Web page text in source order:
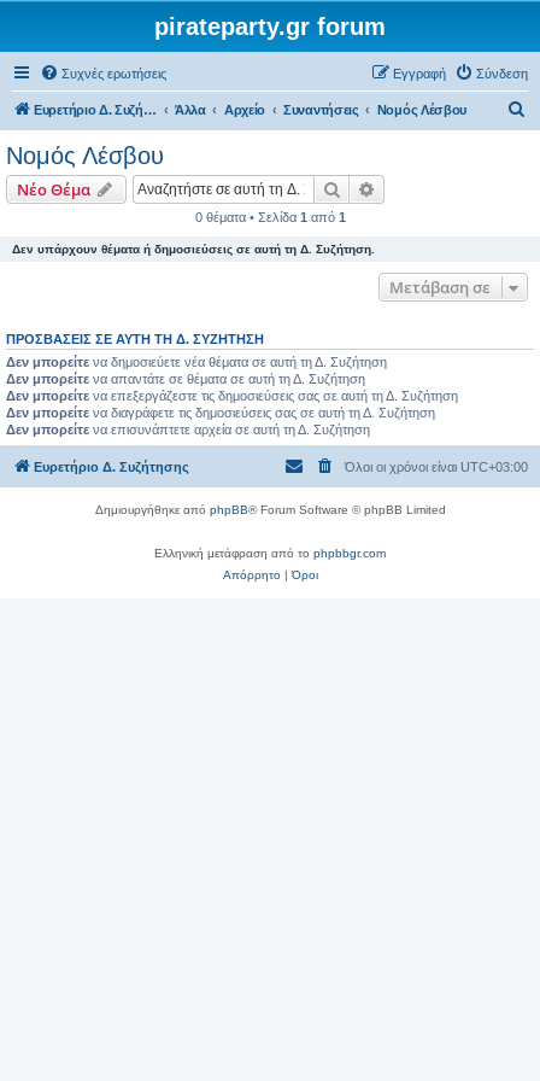
pirateparty.gr forum
Συχνές ερωτήσεις Σύνδεση
Εγγραφή
Ευρετήριο Δ. Συζήτησης Άλλα Αρχείο Συναντήσεις Νομός Λέσβου‎
Νομός Λέσβου‎
Νέο Θέμα Αναζήτηση
0 θέματα • Σελίδα 1 από 1
Δεν υπάρχουν θέματα ή δημοσιεύσεις σε αυτή τη Δ. Συζήτηση.
Μετάβαση σε
ΠΡΟΣΒΆΣΕΙΣ ΣΕ ΑΥΤΉ ΤΗ Δ. ΣΥΖΉΤΗΣΗ
Δεν μπορείτε να δημοσιεύετε νέα θέματα σε αυτή τη Δ. Συζήτηση
Δεν μπορείτε να απαντάτε σε θέματα σε αυτή τη Δ. Συζήτηση
Δεν μπορείτε να επεξεργάζεστε τις δημοσιεύσεις σας σε αυτή τη Δ. Συζήτηση
Δεν μπορείτε να διαγράφετε τις δημοσιεύσεις σας σε αυτή τη Δ. Συζήτηση
Δεν μπορείτε να επισυνάπτετε αρχεία σε αυτή τη Δ. Συζήτηση
Ευρετήριο Δ. Συζήτησης Όλοι οι χρόνοι είναι UTC+03:00
Δημιουργήθηκε από phpBB® Forum Software © phpBB Limited
Ελληνική μετάφραση από το phpbbgr.com
Απόρρητο|Όροι